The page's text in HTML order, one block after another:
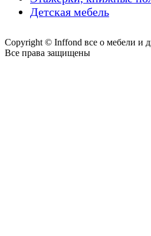
Детская мебель
Copyright © Inffond все о мебели и
Все права защищены